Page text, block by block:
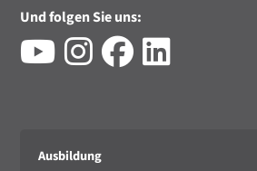
Und folgen Sie uns:
Ausbildung